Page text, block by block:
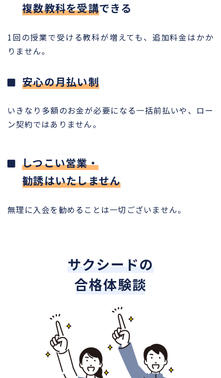
複数教科を受講できる
1回の授業で受ける教科が増えても、追加料金はかか
りません。
安心の月払い制
いきなり多額のお金が必要になる一括前払いや、ロー
ン契約ではありません。
しつこい営業・
勧誘はいたしません
無理に入会を勧めることは一切ございません。
サクシードの
合格体験談